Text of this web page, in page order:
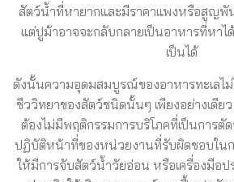
สัตว์น้ำที่หายากและมีราคาแพงหรือสูญพัน
แต่ปูม้าอาจจะกลับกลายเป็นอาหารที่หาไ
เป็นได้
ดังนั้นความอุดมสมบูรณ์ของอาหารทะเลไม่
ชีววิทยาของสัตว์ชนิดนั้นๆ เพียงอย่างเดีย
ต้องไม่มีพฤติกรรมการบริโภคที่เป็นการตั
ปฏิบัติหน้าที่ของหน่วยงานที่รับผิดชอบใน
ให้มีการจับสัตว์น้ำวัยอ่อน หรือเครื่องมือป